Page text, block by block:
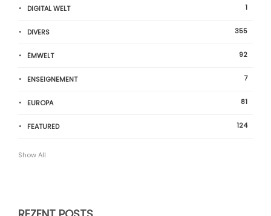
DIGITAL WELT 1
DIVERS 355
ËMWELT 92
ENSEIGNEMENT 7
EUROPA 81
FEATURED 124
Show All